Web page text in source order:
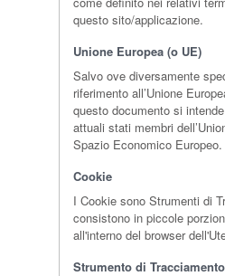
questo sito/applicazione.
Unione Europea (o UE)
Salvo ove diversamente
riferimento all’Unione
questo documento si
attuali stati membri
Spazio Economico Europeo.
Cookie
I Cookie sono Strumenti di
consistono in piccole
all'interno del browser
Strumento di Tracciamento